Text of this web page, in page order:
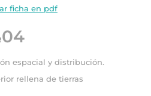
ficha en pdf
04
espacial y distribución.
rellena de tierras